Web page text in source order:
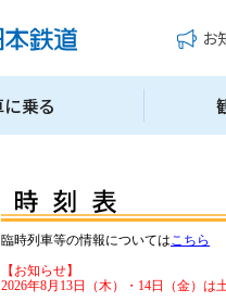
臨時列車等の情報についてはこちら
【お知らせ】
2026年8月13日（木）・14日（金）は